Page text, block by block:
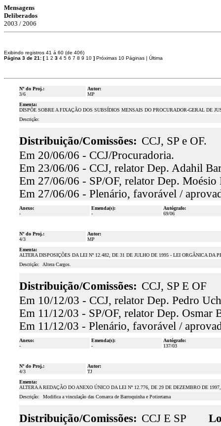
Mensagens
Deliberados
2003 / 2006
Exibindo registros 41 á 60 (de 406)
Página 3 de 21: [ 1 2 3 4 5 6 7 8 9 10 ] Próximas 10 Páginas | Última
Nº do Proj.:
3/6
Autor:
MP
Ementa:
DISPÕE SOBRE A FIXAÇÃO DOS SUBSÍDIOS MENSAIS DO PROCURADOR-GERAL DE
Descrição:
Distribuição/Comissões: CCJ, SP e OF.
Em 20/06/06 - CCJ/Procuradoria.
Em 23/06/06 - CCJ, relator Dep. Adahil
Em 27/06/06 - SP/OF, relator Dep.
Em 27/06/06 - Plenário, favorável /
Anexo:
-
Emenda(s):
-
Autógrafo:
69/06
Nº do Proj.:
4/3
Autor:
MP
Ementa:
ALTERA DISPOSIÇÕES DA LEI Nº 12.482, DE 31 DE JULHO DE 1995 - LEI ORGÂNICA
Descrição:
Altera Cargos.
Distribuição/Comissões: CCJ, SP E OF
Em 10/12/03 - CCJ, relator Dep. Pedro
Em 11/12/03 - SP/OF, relator Dep. Osmar
Em 11/12/03 - Plenário, favorável /
Anexo:
-
Emenda(s):
-
Autógrafo:
137/03
Nº do Proj.:
4/3
Autor:
TJ
Ementa:
ALTERA A REDAÇÃO DO ANEXO ÚNICO DA LEI Nº 12.776, DE 29 DE DEZEMBRO DE
Descrição:
Modifica a vinculação das Comarca de Barroquinha e Potiretama
Distribuição/Comissões: CCJ E SP